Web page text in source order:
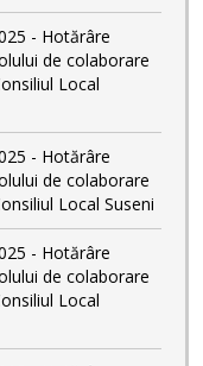
- Hotărâre
de colaborare
Local
- Hotărâre
de colaborare
Local Suseni
- Hotărâre
de colaborare
Local